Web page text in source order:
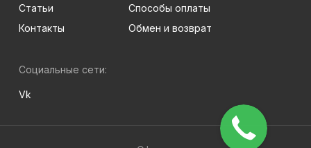
Статьи
Контакты
Способы оплаты
Обмен и возврат
Социальные сети:
Vk